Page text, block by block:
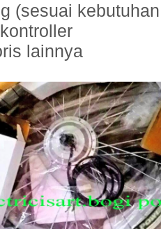
(sesuai
lainnya